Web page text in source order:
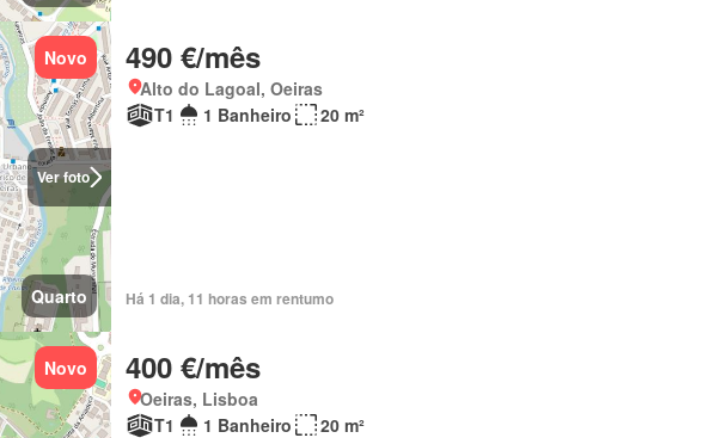
Ver foto
Novo
Quarto
490 €/mês
Alto do Lagoal, Oeiras
T1
1 Banheiro 20 m²
Há 1 dia, 11 horas em rentumo
Novo 400 €/mês
Oeiras, Lisboa
T1
1 Banheiro 20 m²